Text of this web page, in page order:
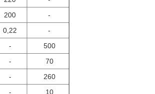
200
-
0,22
-
-
500
-
70
-
260
-
10